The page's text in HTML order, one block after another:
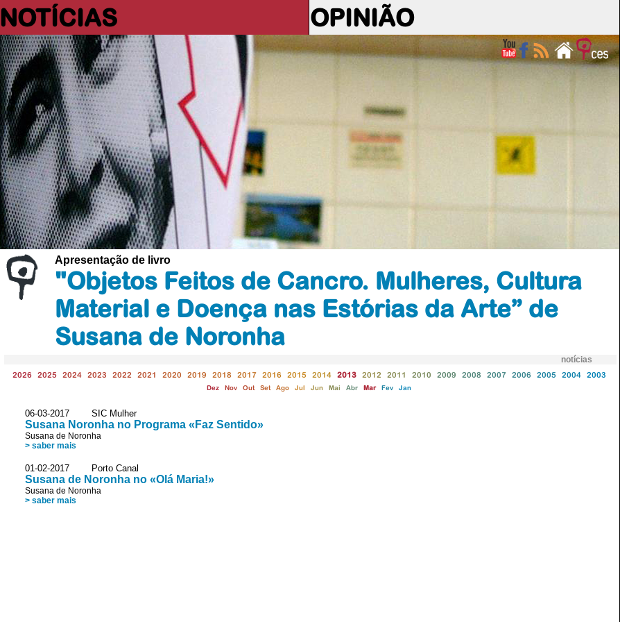
NOTÍCIAS OPINIÃO
Apresentação de livro
"Objetos Feitos de Cancro. Mulheres, Cultura
Material e Doença nas Estórias da Arte” de
Susana de Noronha
notícias
2026 2025 2024 2023 2022 2021 2020 2019 2018 2017 2016 2015 2014 2013 2012 2011 2010 2009 2008 2007 2006 2005 2004 2003
Dez Nov Out Set Ago Jul Jun Mai Abr Mar Fev Jan
06-03-2017 SIC Mulher
Susana Noronha no Programa «Faz Sentido»
Susana de Noronha
> saber mais
01-02-2017 Porto Canal
Susana de Noronha no «Olá Maria!»
Susana de Noronha
> saber mais